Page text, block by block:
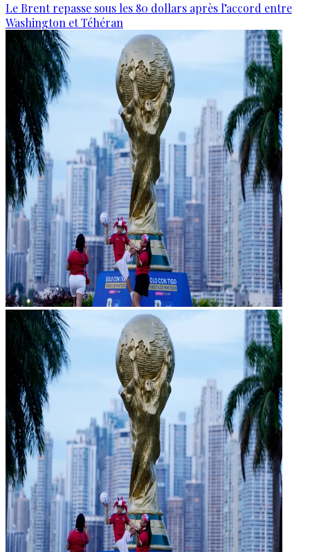
Le Brent repasse sous les 80 dollars après l’accord entre
Washington et Téhéran